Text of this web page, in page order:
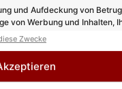
und Aufdeckung von
von Werbung und Inhalten,
und übermitteln.
Zweckesoll bereits